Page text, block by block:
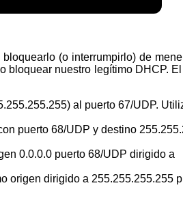
bloquear nuestro legítimo DHCP.
al puerto 67/UDP.
puerto 68/UDP y destino
0.0.0.0 puerto 68/UDP dirigido a
origen dirigido a 255.255.255.255